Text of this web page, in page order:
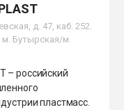
д. 47, каб. 252.
Бутырская/м.
– российский
пластмасс.